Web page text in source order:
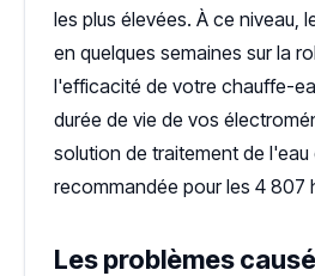
les plus élevées. À ce niveau,
en quelques semaines sur la
l'efficacité de votre chauffe-
durée de vie de vos
solution de traitement de
recommandée pour les 4 807
Les problèmes